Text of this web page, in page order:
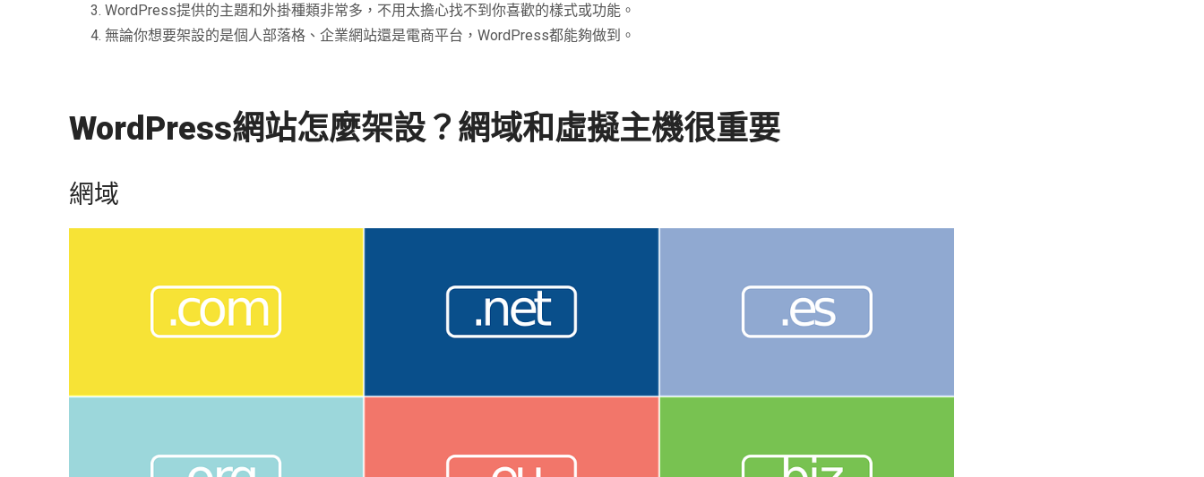
WordPress提供的主題和外掛種類非常多，不用太擔心找不到你喜歡的樣式或功能。
無論你想要架設的是個人部落格、企業網站還是電商平台，WordPress都能夠做到。
WordPress網站怎麼架設？網域和虛擬主機很重要
網域